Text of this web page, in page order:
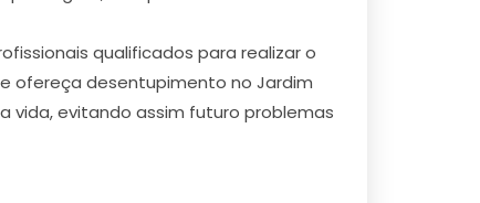
qualificados para realizar o
ofereça desentupimento no Jardim
vida, evitando assim futuro problemas